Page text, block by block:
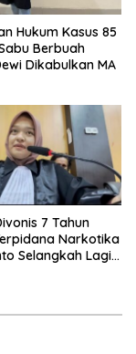
Hukum Kasus 85
Berbuah
Dikabulkan MA
7 Tahun
Narkotika
Selangkah Lagi